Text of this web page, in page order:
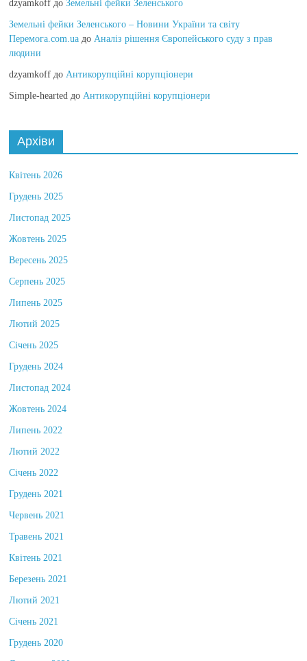
dzyamkoff доЗемельні фейки Зеленського
Земельні фейки Зеленського – Новини України та світу
Перемога.com.ua доАналіз рішення Європейського суду з прав
людини
dzyamkoff доАнтикорупційні корупціонери
Simple-hearted доАнтикорупційні корупціонери
Архіви
Квітень 2026
Грудень 2025
Листопад 2025
Жовтень 2025
Вересень 2025
Серпень 2025
Липень 2025
Лютий 2025
Січень 2025
Грудень 2024
Листопад 2024
Жовтень 2024
Липень 2022
Лютий 2022
Січень 2022
Грудень 2021
Червень 2021
Травень 2021
Квітень 2021
Березень 2021
Лютий 2021
Січень 2021
Грудень 2020